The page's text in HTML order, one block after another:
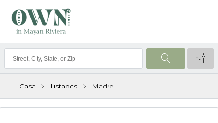
Casa Listados Madre